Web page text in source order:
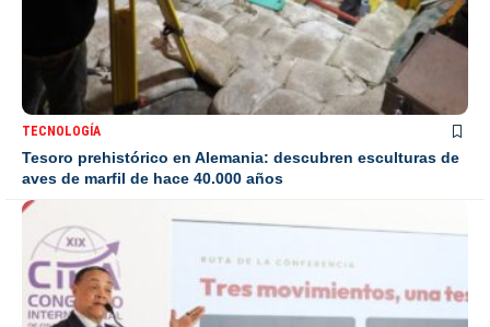
TECNOLOGÍA
Tesoro prehistórico en Alemania: descubren esculturas de
aves de marfil de hace 40.000 años